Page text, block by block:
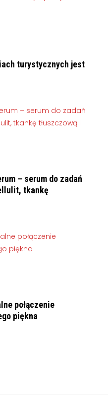
turystycznych jest
– serum do zadań
tkankę
połączenie
piękna